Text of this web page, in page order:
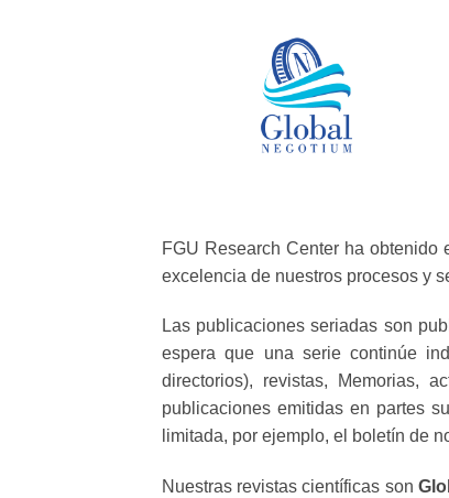
FGU Research Center ha
excelencia de nuestros procesos y
Las publicaciones seriadas son
espera que una serie continúe
directorios), revistas, Memorias,
publicaciones emitidas en partes
limitada, por ejemplo, el boletín de
Nuestras revistas científicas son